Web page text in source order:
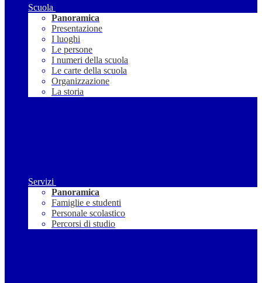
Scuola
Panoramica
Presentazione
I luoghi
Le persone
I numeri della scuola
Le carte della scuola
Organizzazione
La storia
Servizi
Panoramica
Famiglie e studenti
Personale scolastico
Percorsi di studio